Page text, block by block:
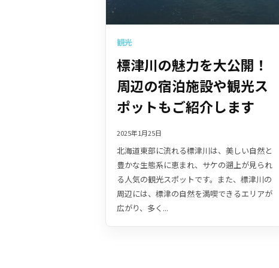
観光
標津川の魅力を大公開！
周辺の宿泊施設や観光ス
ポットもご紹介します
2025年1月25日
北海道東部に流れる標津川は、美しい自然と
豊かな生態系に恵まれ、サケの遡上が見られ
る人気の観光スポットです。また、標津川の
周辺には、標津の自然を満喫できるエリアが
広がり、多く...